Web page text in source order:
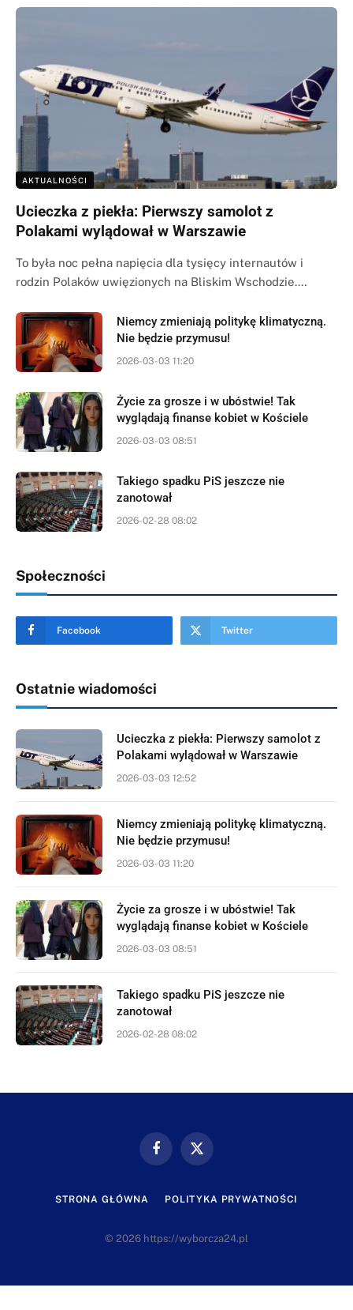
AKTUALNOŚCI
Ucieczka z piekła: Pierwszy samolot z
Polakami wylądował w Warszawie
To była noc pełna napięcia dla tysięcy internautów i
rodzin Polaków uwięzionych na Bliskim Wschodzie.…
Niemcy zmieniają politykę klimatyczną.
Nie będzie przymusu!
2026-03-03 11:20
Życie za grosze i w ubóstwie! Tak
wyglądają finanse kobiet w Kościele
2026-03-03 08:51
Takiego spadku PiS jeszcze nie
zanotował
2026-02-28 08:02
Społeczności
Facebook Twitter
Ostatnie wiadomości
Ucieczka z piekła: Pierwszy samolot z
Polakami wylądował w Warszawie
2026-03-03 12:52
Niemcy zmieniają politykę klimatyczną.
Nie będzie przymusu!
2026-03-03 11:20
Życie za grosze i w ubóstwie! Tak
wyglądają finanse kobiet w Kościele
2026-03-03 08:51
Takiego spadku PiS jeszcze nie
zanotował
2026-02-28 08:02
FacebookX
STRONA GŁÓWNA POLITYKA PRYWATNOŚCI
© 2026 https://wyborcza24.pl